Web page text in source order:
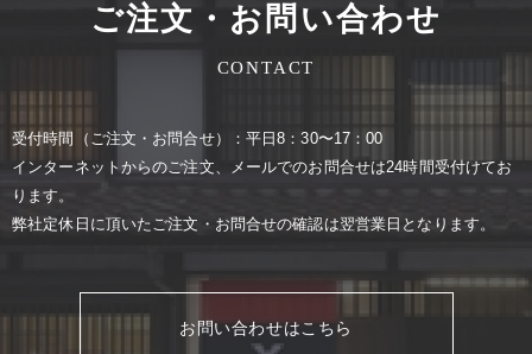
ご注文・お問い合わせ
CONTACT
お問い合わせはこちら
受付時間（ご注⽂・お問合せ）：平⽇8：30〜17：00
インターネットからのご注⽂、メールでのお問合せは24時間受付けてお
ります。
弊社定休⽇に頂いたご注⽂・お問合せの確認は翌営業⽇となります。